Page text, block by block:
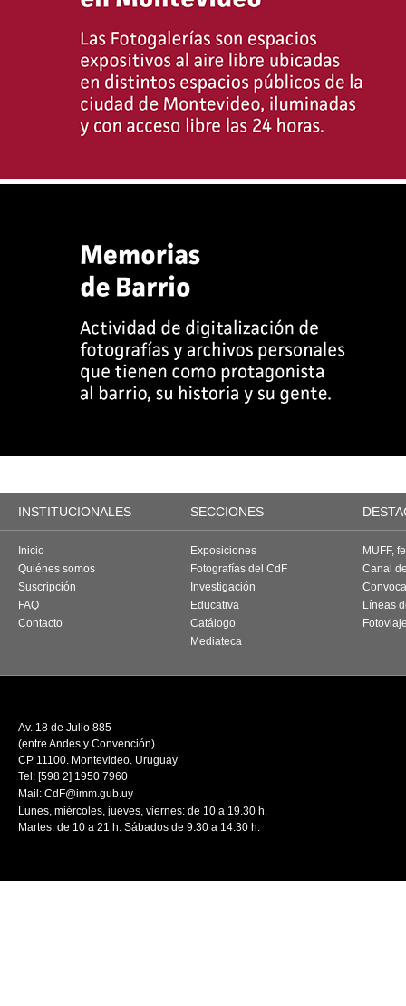
INSTITUCIONALES SECCIONES
Inicio
Quiénes somos
Suscripción
FAQ
Contacto
Exposiciones
Fotografías del CdF
Investigación
Educativa
Catálogo
Mediateca
MUFF,
Canal
Líneas
Av. 18 de Julio 885
(entre Andes y Convención)
CP 11100. Montevideo. Uruguay
Tel: [598 2] 1950 7960
Mail: CdF@imm.gub.uy
Lunes, miércoles, jueves, viernes: de 10 a 19.30 h.
Martes: de 10 a 21 h. Sábados de 9.30 a 14.30 h.